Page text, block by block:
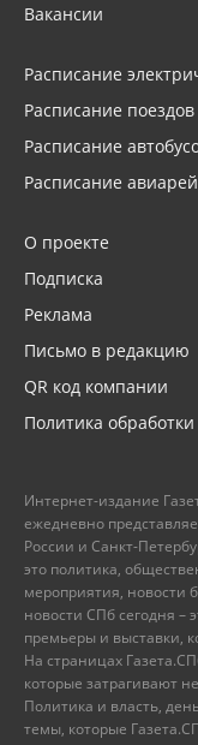
Вакансии
Расписание
Расписание поездов
Расписание
Расписание
О проекте
Подписка
Реклама
Письмо в редакцию
QR код компании
Политика
Интернет-издание
ежедневно
России и Санкт-
это политика,
мероприятия, новости
новости СПб сегодня –
премьеры и выставки,
На страницах
которые затрагивают
Политика и власть,
темы, которые